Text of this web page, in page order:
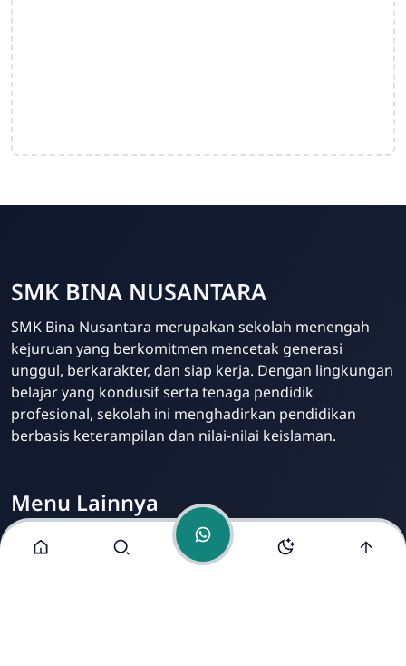
Admin Sekolah
Online
SMK BINA NUSANTARA
SMK Bina Nusantara merupakan sekolah menengah
kejuruan yang berkomitmen mencetak generasi
unggul, berkarakter, dan siap kerja. Dengan lingkungan
belajar yang kondusif serta tenaga pendidik
profesional, sekolah ini menghadirkan pendidikan
berbasis keterampilan dan nilai-nilai keislaman.
Menu Lainnya
Visi dan Misi